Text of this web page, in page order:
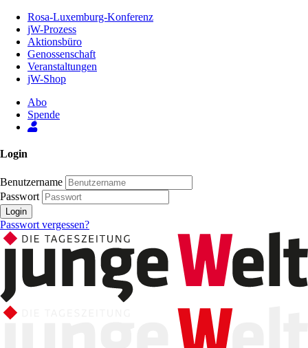
Inhalt
Seite
Rosa-Luxemburg-Konferenz
jW-Prozess
Aktionsbüro
Genossenschaft
Veranstaltungen
jW-Shop
Abo
Spende
Login
Benutzername
Passwort
Login
Passwort vergessen?